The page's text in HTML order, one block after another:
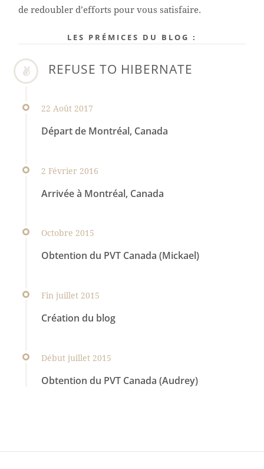
de redoubler d’efforts pour vous satisfaire.
LES PRÉMICES DU BLOG :
REFUSE TO HIBERNATE
22 Août 2017
Départ de Montréal, Canada
2 Février 2016
Arrivée à Montréal, Canada
Octobre 2015
Obtention du PVT Canada (Mickael)
Fin juillet 2015
Création du blog
Début juillet 2015
Obtention du PVT Canada (Audrey)